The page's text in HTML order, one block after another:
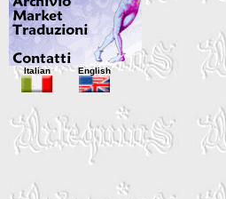
Italian English